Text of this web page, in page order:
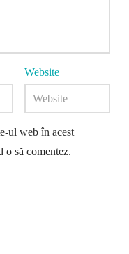
Website
ul web în acest
o să comentez.